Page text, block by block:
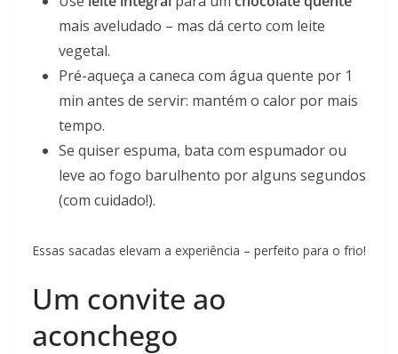
mais aveludado – mas dá certo com leite
vegetal.
Pré-aqueça a caneca com água quente por 1
min antes de servir: mantém o calor por mais
tempo.
Se quiser espuma, bata com espumador ou
leve ao fogo barulhento por alguns segundos
(com cuidado!).
Essas sacadas elevam a experiência – perfeito para o frio!
Um convite ao
aconchego